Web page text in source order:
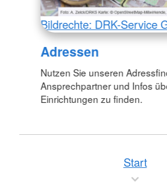
Bildrechte: DRK-Service
Adressen
Nutzen Sie unseren
Ansprechpartner und Infos
Einrichtungen zu finden.
Start